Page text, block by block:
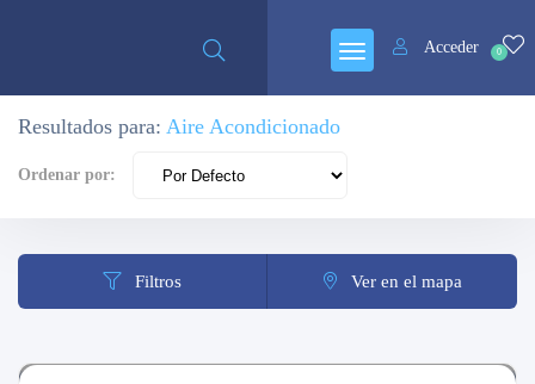
0
Acceder
Resultados para: Aire Acondicionado
Ordenar por:
Filtros Ver en el mapa